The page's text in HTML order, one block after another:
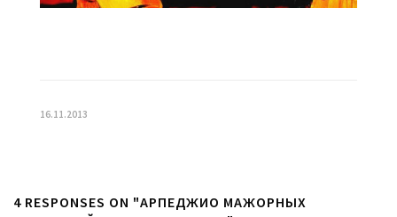
16.11.2013
4 RESPONSES ON "АРПЕДЖИО МАЖОРНЫХ